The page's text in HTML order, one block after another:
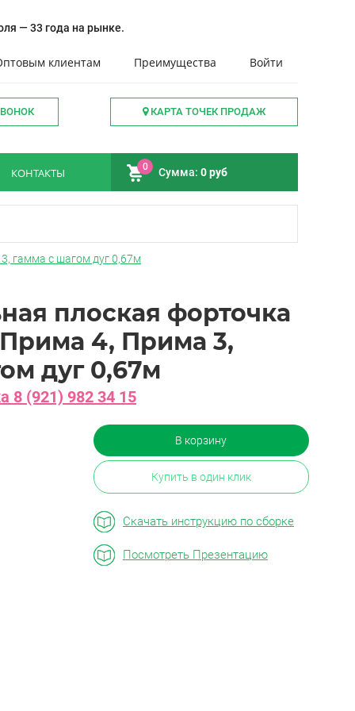
— 33 года на рынке.
клиентам Преимущества Войти
КАРТА ТОЧЕК ПРОДАЖ
КОНТАКТЫ 0 Сумма: 0 руб
гамма с шагом дуг 0,67м
плоская форточка
4, Прима 3,
дуг 0,67м
8 (921) 982 34 15
В корзину
Купить в один клик
Скачать инструкцию по сборке
Посмотреть Презентацию